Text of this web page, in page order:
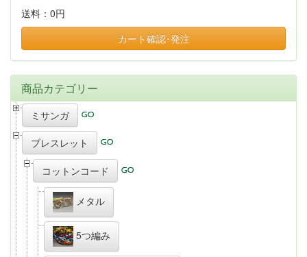
送料： 0円
カート確認･発注
商品カテゴリー
ミサンガ
ブレスレット
コットンコード
メタル
5つ編み